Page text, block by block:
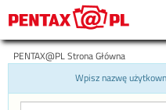
PENTAX@PL Strona Główna
Wpisz nazwę